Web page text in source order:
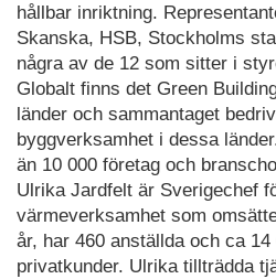
hållbar inriktning.
Skanska, HSB, Stockholms
några av de 12 som sitter i
Globalt finns det Green
länder och sammantaget
byggverksamhet i dessa
än 10 000 företag och
Ulrika Jardfelt är Sverigechef
värmeverksamhet som
år, har 460 anställda och ca
privatkunder. Ulrika tillträdda